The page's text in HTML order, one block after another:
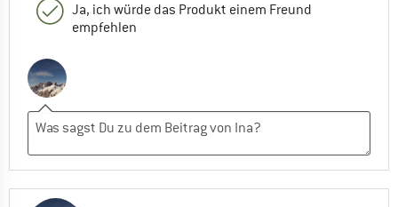
Ja, ich würde das Produkt einem Freund
empfehlen